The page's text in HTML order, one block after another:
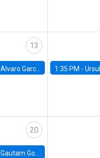
13
Alvaro Garcia-Marin, Universidad de Los Andes 1:35 PM -Ursula Mello, Insper -
20
Gautam Gowrisankaran, Columbia University